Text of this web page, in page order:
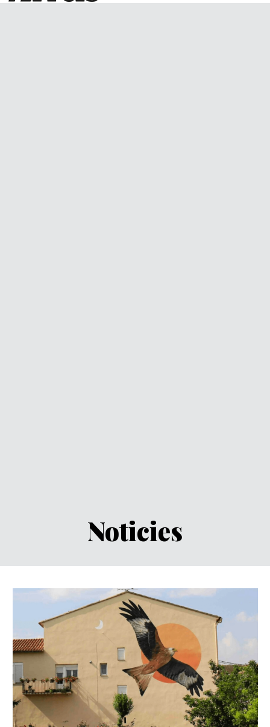
Arrels
Noticies